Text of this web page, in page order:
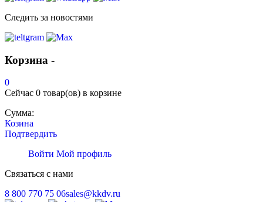
Следить за новостями
Корзина -
0
Сейчас 0 товар(ов) в корзине
Сумма:
Козина
Подтвердить
Войти Мой профиль
Связаться с нами
8 800 770 75 06sales@kkdv.ru